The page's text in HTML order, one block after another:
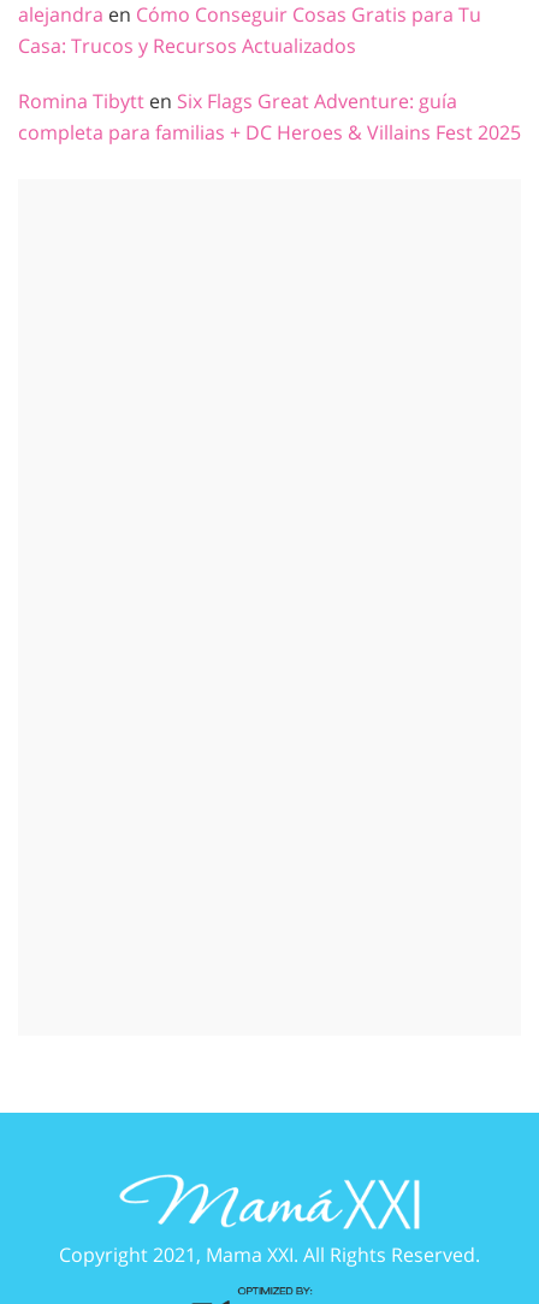
alejandra en Cómo Conseguir Cosas Gratis para Tu
Casa: Trucos y Recursos Actualizados
Romina Tibytt en Six Flags Great Adventure: guía
completa para familias + DC Heroes & Villains Fest 2025
Copyright 2021, Mama XXI. All Rights Reserved.